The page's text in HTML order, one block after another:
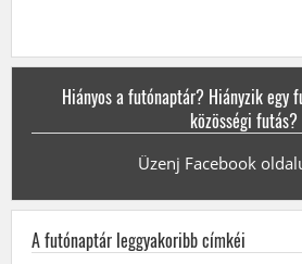
Hiányos a futónaptár? Hiányzik egy
közösségi futás?
Üzenj Facebook
A futónaptár leggyakoribb címkéi